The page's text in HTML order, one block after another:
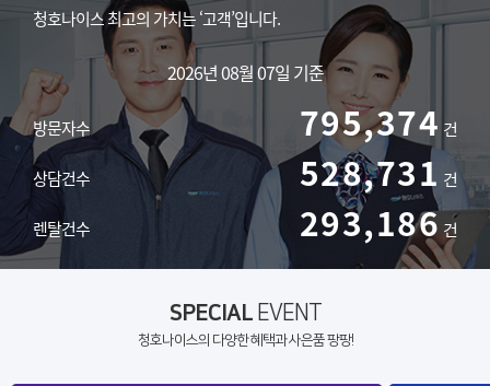
청호나이스 최고의 가치는 ‘고객’입니다.
2026년 08월 07일 기준
방문자수 795,374 건
상담건수 528,731 건
렌탈건수 293,186건
SPECIALEVENT
청호나이스의 다양한 혜택과 사은품 팡팡!